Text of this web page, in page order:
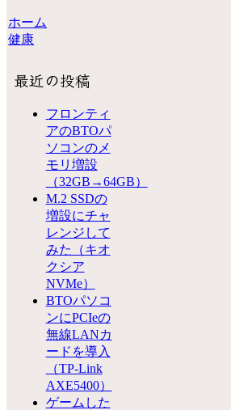
ホーム
健康
最近の投稿
フロンティ
アのBTOパ
ソコンのメ
モリ増設
（32GB→64GB）
M.2 SSDの
増設にチャ
レンジして
みた（キオ
クシア
NVMe）
BTOパソコ
ンにPCIeの
無線LANカ
ードを導入
（TP-Link
AXE5400）
ゲームした